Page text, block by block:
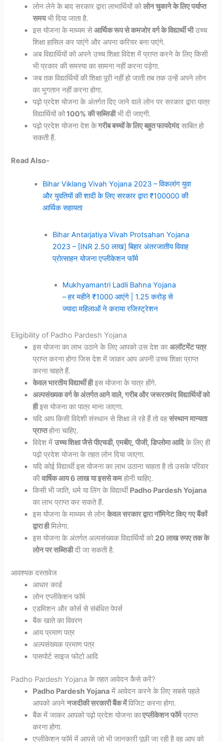
लोन लेने के बाद सरकार द्वारा लाभार्थियों कोलोन चुकाने के लिए पर्याप्त
समयभी दिया जाता है.
इस योजना के माध्यम सेआर्थिक रूप से कमजोर वर्ग के विद्यार्थी भीउच्च
शिक्षा हासिल कर पाएंगे और अपना करियर बना पाएंगे.
अब विद्यार्थियों को अपने उच्च शिक्षा विदेश में प्राप्त करने के लिए किसी
भी प्रकार की समस्या का सामना नहीं करना पड़ेगा.
जब तक विद्यार्थियों की शिक्षा पूरी नहीं हो जाती तब तक उन्हें अपने लोन
का भुगतान नहीं करना होगा.
पढ़ो प्रदेश योजना के अंतर्गत दिए जाने वाले लोन पर सरकार द्वारा पात्र
विद्यार्थियों को100% की सब्सिडीभी दी जाएगी.
पढ़ो प्रदेश योजना देश केगरीब बच्चों के लिए बहुत फायदेमंदसाबित हो
सकती हैं.
Read Also-
Bihar Viklang Vivah Yojana 2023 – विकलांग युवा
और युवतियों की शादी के लिए सरकार द्वारा ₹100000 की
आर्थिक सहायता
Bihar Antarjatiya Vivah Protsahan Yojana
2023 – [INR 2.50 लाख] बिहार अंतरजातीय विवाह
प्रोत्साहन योजना एप्लीकेशन फॉर्म
Mukhyamantri Ladli Bahna Yojana
– हर महीने ₹1000 आएंगे | 1.25 करोड़ से
ज्यादा महिलाओं ने कराया रजिस्ट्रेशन
Eligibility of Padho Pardesh Yojana
इस योजना का लाभ उठाने के लिए आपको उस देश काअलॉटमेंट पत्र
प्राप्त करना होगा जिस देश में जाकर आप अपनी उच्च शिक्षा प्राप्त
करना चाहते हैं.
केवल भारतीय विद्यार्थी हीइस योजना के पात्र होंगे.
अल्पसंख्यक वर्ग के अंतर्गत आने वाले, गरीब और जरूरतमंद विद्यार्थियों को
हीइस योजना का पात्र माना जाएगा.
यदि आप किसी विदेशी संस्थान से शिक्षा ले रहे हैं तो वहसंस्थान मान्यता
प्राप्तहोना चाहिए.
विदेश मेंउच्च शिक्षा जैसे पीएचडी, एमबीए, पीजी, डिप्लोमा आदिके लिए ही
पढ़ो प्रदेश योजना के तहत लोन दिया जाएगा.
यदि कोई विद्यार्थी इस योजना का लाभ उठाना चाहता है तो उसके परिवार
कीवार्षिक आय 6 लाख या इससे कमहोनी चाहिए.
किसी भी जाति, धर्म या लिंग के विद्यार्थी Padho Pardesh Yojana
का लाभ प्राप्त कर सकते हैं.
इस योजना के माध्यम से लोनकेवल सरकार द्वारा नॉमिनेट किए गए बैंकों
द्वारा हीमिलेगा.
इस योजना के अंतर्गत अल्पसंख्यक विद्यार्थियों को 20 लाख रुपए तक के
लोन पर सब्सिडीदी जा सकती है.
आवश्यक दस्तावेज
आधार कार्ड
लोन एप्लीकेशन फॉर्म
एडमिशन और कोर्स से संबंधित पेपर्स
बैंक खाते का विवरण
आय प्रमाण पत्र
अल्पसंख्यक प्रमाण पत्र
पासपोर्ट साइज फोटो आदि
Padho Pardesh Yojana के तहत आवेदन कैसे करें?
Padho Pardesh Yojana में आवेदन करने के लिए सबसे पहले
आपको अपनेनजदीकी सरकारी बैंक मेंविजिट करना होगा.
बैंक में जाकर आपको पढ़ो प्रदेश योजना काएप्लीकेशन फॉर्मप्राप्त
करना होगा.
एप्लीकेशन फॉर्म में आपसे जो भी जानकारी पूछी जा रही है वह आप को